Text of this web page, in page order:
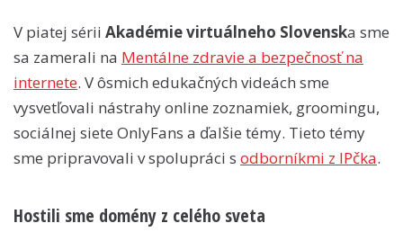
V piatej sérii Akadémie virtuálneho Slovenska sme
sa zamerali na Mentálne zdravie a bezpečnosť na
internete. V ôsmich edukačných videách sme
vysvetľovali nástrahy online zoznamiek, groomingu,
sociálnej siete OnlyFans a ďalšie témy. Tieto témy
sme pripravovali v spolupráci s odborníkmi z IPčka.
Hostili sme domény z celého sveta